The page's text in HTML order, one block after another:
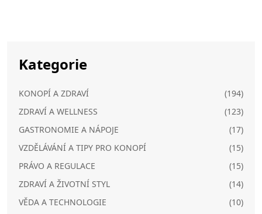
Kategorie
KONOPÍ A ZDRAVÍ
(194)
ZDRAVÍ A WELLNESS
(123)
GASTRONOMIE A NÁPOJE
(17)
VZDĚLÁVÁNÍ A TIPY PRO KONOPÍ
(15)
PRÁVO A REGULACE
(15)
ZDRAVÍ A ŽIVOTNÍ STYL
(14)
VĚDA A TECHNOLOGIE
(10)